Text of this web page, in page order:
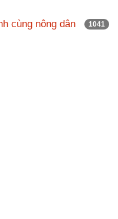
cùng nông dân 1041